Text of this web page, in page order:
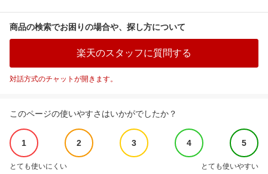
商品の検索でお困りの場合や、探し方について
楽天のスタッフに質問する
対話方式のチャットが開きます。
このページの使いやすさはいかがでしたか？
1 2 3 4 5
とても使いにくい とても使いやすい